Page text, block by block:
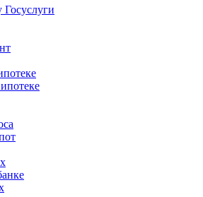
Госуслуги